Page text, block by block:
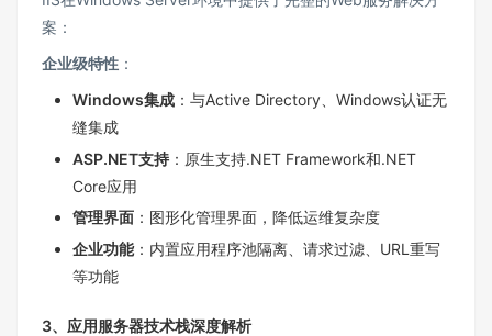
案：
企业级特性 ：
Windows集成 ：与Active Directory、Windows认证无
缝集成
ASP.NET支持 ：原生支持.NET Framework和.NET
Core应用
管理界面 ：图形化管理界面，降低运维复杂度
企业功能：内置应用程序池隔离、请求过滤、URL重写
等功能
3、应用服务器技术栈深度解析